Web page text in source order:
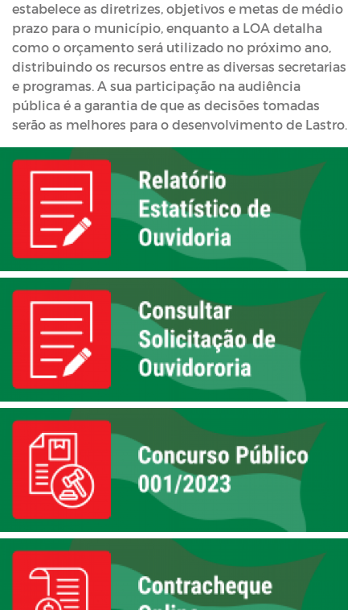
estabelece as diretrizes, objetivos e metas de médio
prazo para o município, enquanto a LOA detalha
como o orçamento será utilizado no próximo ano,
distribuindo os recursos entre as diversas secretarias
e programas. A sua participação na audiência
pública é a garantia de que as decisões tomadas
serão as melhores para o desenvolvimento de Lastro.